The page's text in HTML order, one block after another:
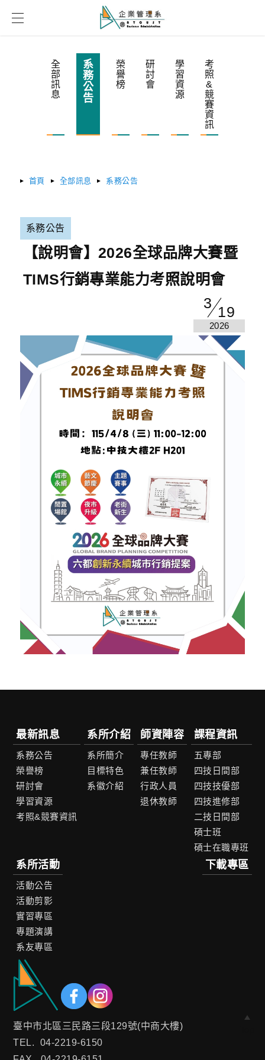
全
部
訊
息
系
務
公
告
榮
譽
榜
研
討
會
學
習
資
源
考
照
&
競
賽
資
訊
首頁 全部訊息 系務公告
系務公告
【說明會】2026全球品牌大賽暨
TIMS行銷專業能力考照說明會
2026
3
19
臺中市北區三民路三段129號(中商大樓)
TEL.
04-2219-6150
最新訊息
系務公告
榮譽榜
研討會
學習資源
考照&競賽資訊
系所介紹
系所簡介
目標特色
系徽介紹
師資陣容
專任教師
兼任教師
行政人員
退休教師
課程資訊
五專部
四技日間部
四技技優部
四技進修部
二技日間部
碩士班
碩士在職專班
系所活動
活動公告
活動剪影
實習專區
專題演講
系友專區
下載專區